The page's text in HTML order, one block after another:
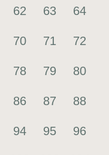
62 63 64
70 71 72
78 79 80
86 87 88
94 95 96